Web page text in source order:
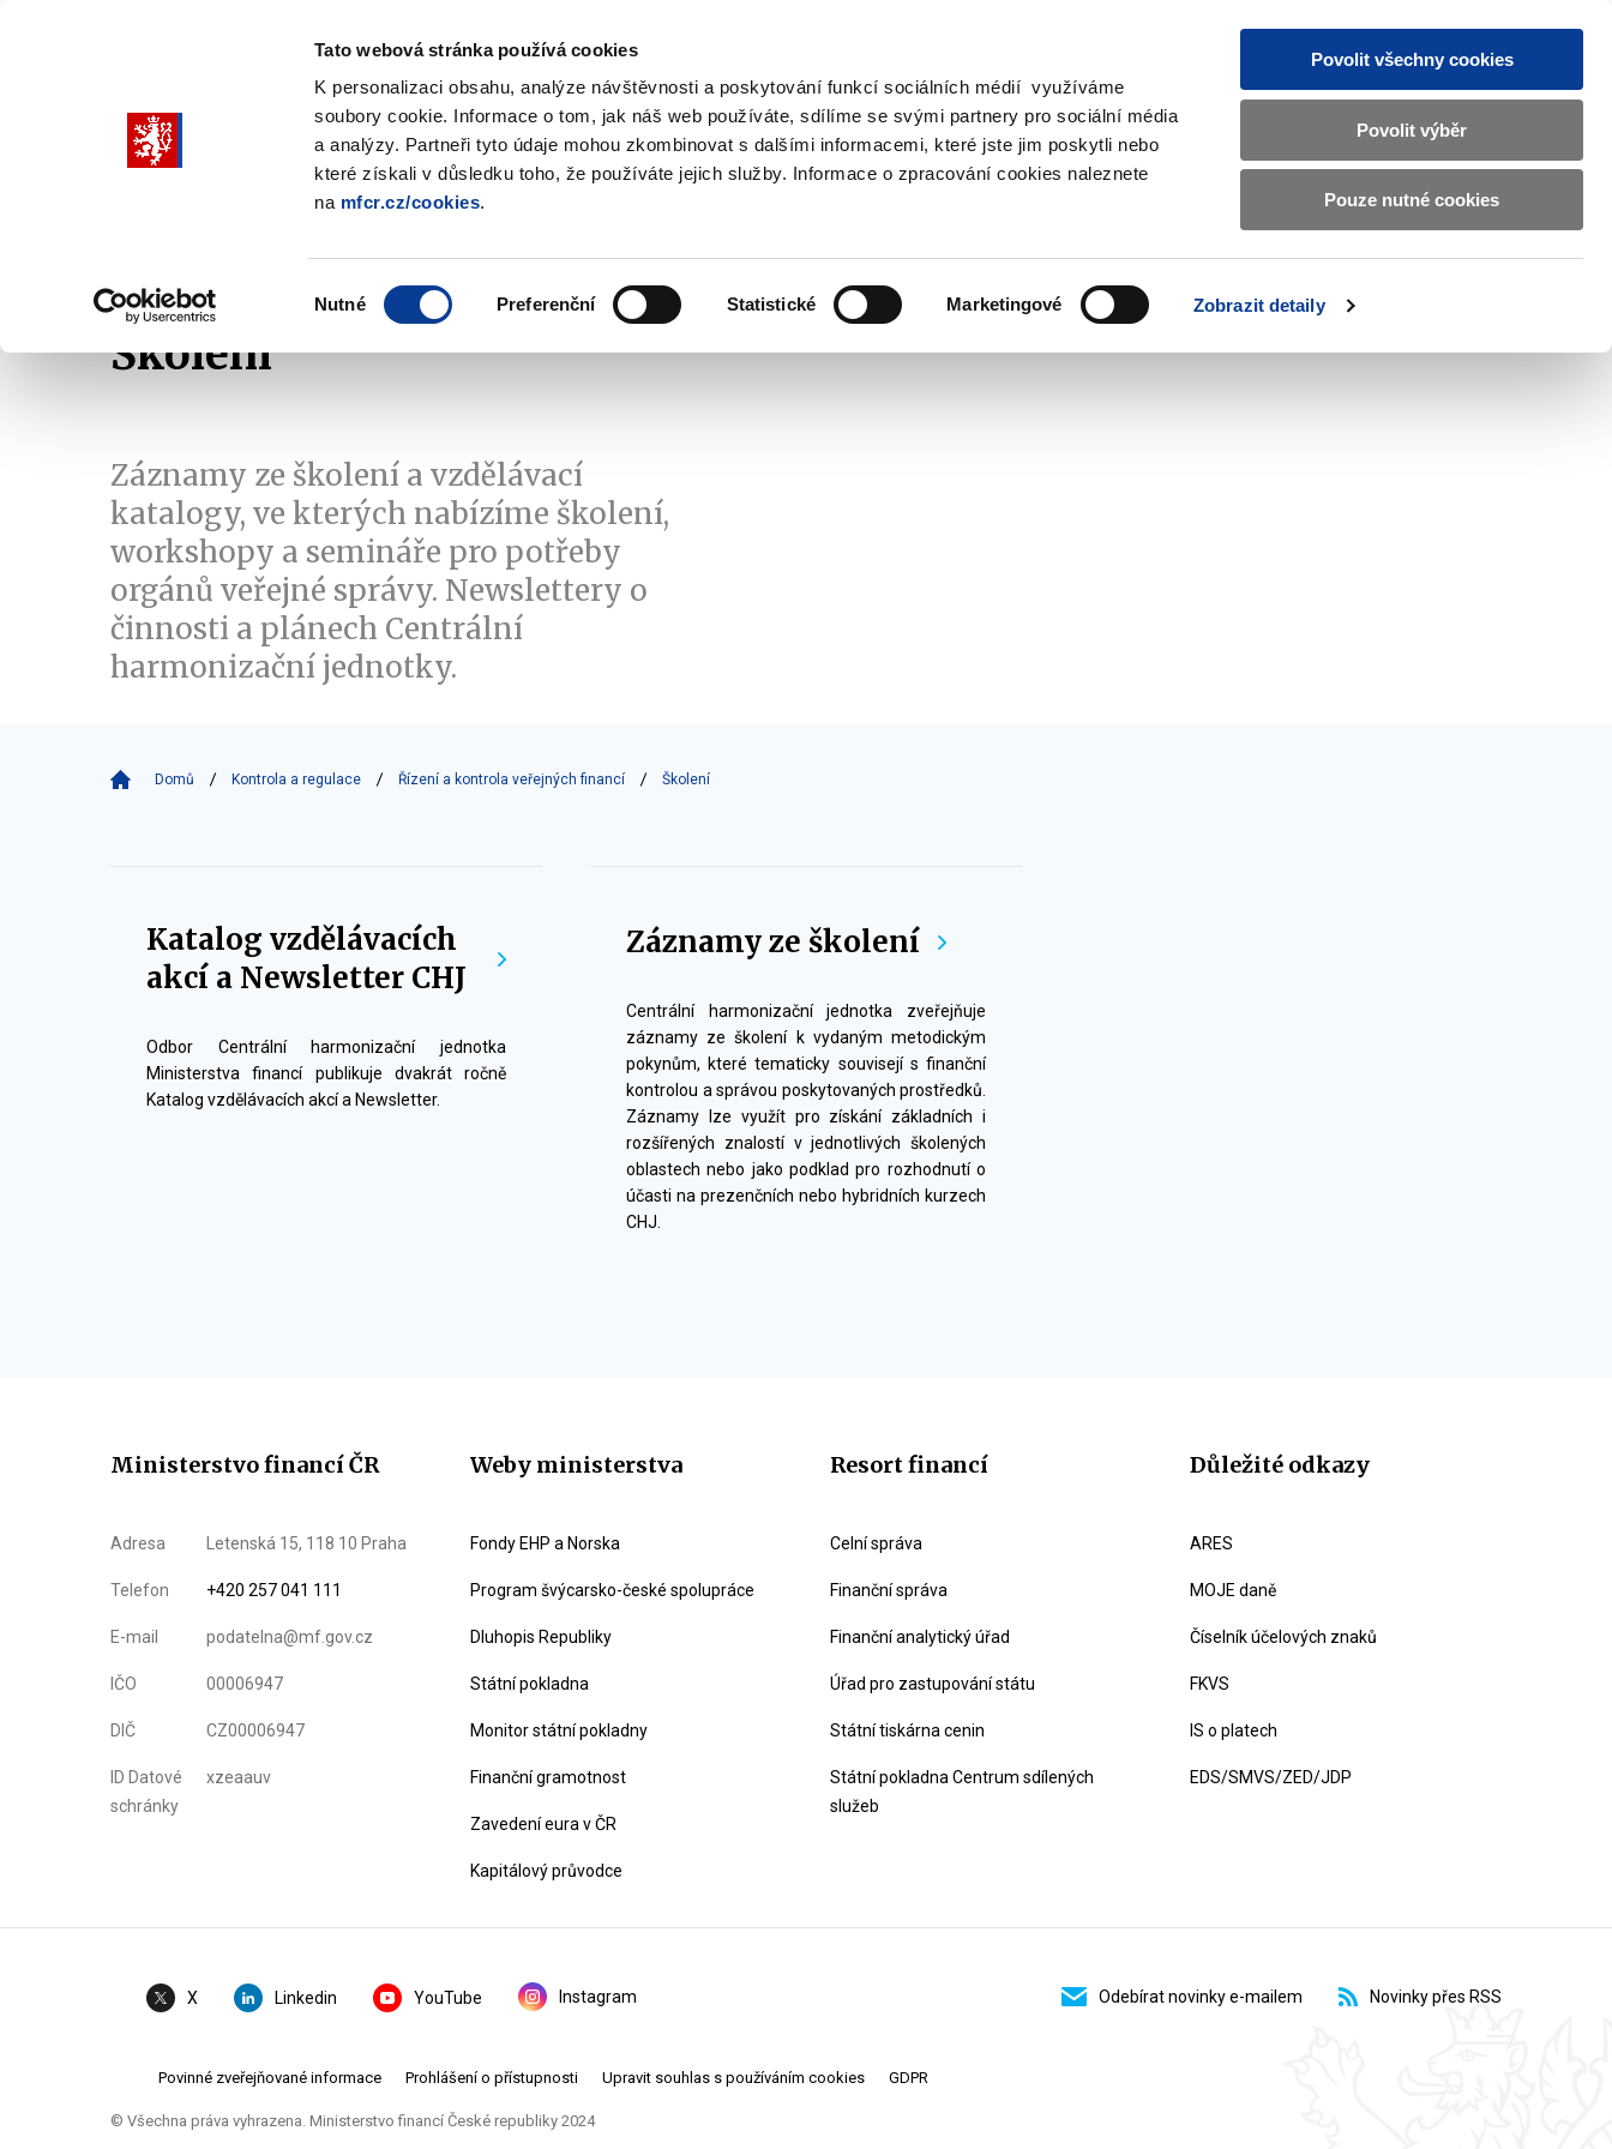
Tato webová stránka používá cookies
K personalizaci obsahu, analýze návštěvnosti a poskytování funkcí sociálních médií využíváme
soubory cookie. Informace o tom, jak náš web používáte, sdílíme se svými partnery pro sociální média
a analýzy. Partneři tyto údaje mohou zkombinovat s dalšími informacemi, které jste jim poskytli nebo
které získali v důsledku toho, že používáte jejich služby. Informace o zpracování cookies naleznete
na mfcr.cz/cookies.
Nutné Preferenční Statistické Marketingové Zobrazit detaily
Povolit všechny cookies
Povolit výběr
Pouze nutné cookies
Vyhledat
našeptaných
CZ EN
Základní
informace
o
Ministerstvu
financí
submenu
submenu
politika
submenu
submenu
účetnictví
submenu
EU
submenu
Školení
Záznamy ze školení a vzdělávací
katalogy, ve kterých nabízíme školení,
workshopy a semináře pro potřeby
orgánů veřejné správy. Newslettery o
činnosti a plánech Centrální
harmonizační jednotky.
Domů Kontrola a regulace Řízení a kontrola veřejných financí Školení
Katalog vzdělávacích
akcí a Newsletter CHJ
Odbor Centrální harmonizační jednotka
Ministerstva financí publikuje dvakrát ročně
Katalog vzdělávacích akcí a Newsletter.
Záznamy ze školení
Centrální harmonizační jednotka zveřejňuje
záznamy ze školení k vydaným metodickým
pokynům, které tematicky souvisejí s finanční
kontrolou a správou poskytovaných prostředků.
Záznamy lze využít pro získání základních i
rozšířených znalostí v jednotlivých školených
oblastech nebo jako podklad pro rozhodnutí o
účasti na prezenčních nebo hybridních kurzech
CHJ.
Ministerstvo financí ČR
Adresa Letenská 15, 118 10 Praha
Telefon +420 257 041 111
E-mail podatelna@mf.gov.cz
IČO 00006947
DIČ CZ00006947
ID Datové
schránky
xzeaauv
Weby ministerstva
Fondy EHP a Norska
Program švýcarsko-české spolupráce
Dluhopis Republiky
Státní pokladna
Monitor státní pokladny
Finanční gramotnost
Zavedení eura v ČR
Kapitálový průvodce
Resort financí
Celní správa
Finanční správa
Finanční analytický úřad
Úřad pro zastupování státu
Státní tiskárna cenin
Státní pokladna Centrum sdílených
služeb
Důležité odkazy
ARES
MOJE daně
Číselník účelových znaků
FKVS
IS o platech
EDS/SMVS/ZED/JDP
X Linkedin YouTube Instagram Odebírat novinky e-mailem Novinky přes RSS
Povinné zveřejňované informace Prohlášení o přístupnosti Upravit souhlas s používáním cookies GDPR
© Všechna práva vyhrazena. Ministerstvo financí České republiky 2024